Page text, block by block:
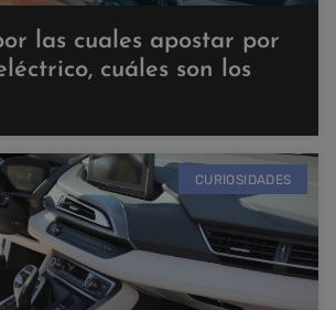
las cuales apostar por
cuáles son los
CURIOSIDADES